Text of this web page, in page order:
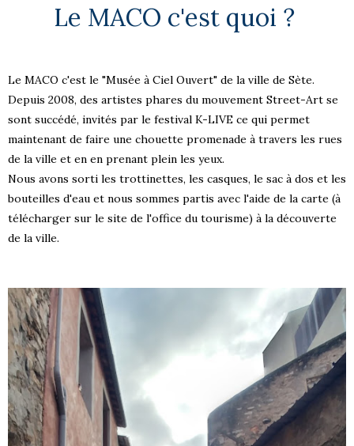
Le MACO c'est quoi ?
Le MACO c'est le "Musée à Ciel Ouvert" de la ville de Sète.
Depuis 2008, des artistes phares du mouvement Street-Art se
sont succédé, invités par le festival K-LIVE ce qui permet
maintenant de faire une chouette promenade à travers les rues
de la ville et en en prenant plein les yeux.
Nous avons sorti les trottinettes, les casques, le sac à dos et les
bouteilles d'eau et nous sommes partis avec l'aide de la carte (à
télécharger sur le site de l'office du tourisme) à la découverte
de la ville.
!